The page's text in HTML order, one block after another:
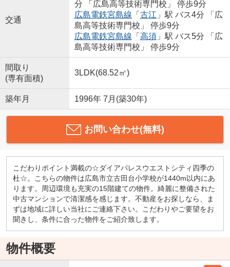
交通
分 「広島高等技術専門校」 停歩9分
広島電鉄宮島線 「 古江 」駅 バス4分 「広
島高等技術専門校」 停歩9分
広島電鉄宮島線 「 高須」駅 バス5分 「広
島高等技術専門校」 停歩9分
間取り
(専有面積)
3LDK(68.52㎡)
築年月 1996年 7月(築30年)
お問い合わせ(無料)
こだわりポイント満載の☆ダイアパレスウエストシティ四季の
杜☆。こちらの物件は広島市立古田台小学校が1440m以内にあ
ります。周辺環境も充実の15階建ての物件。綺麗に整備された
中古マンションで清潔感を感じます。不動産をお探しなら、ま
ずは地域に詳しい当社にご連絡下さい。こだわりやご要望をお
聞きし、条件に合った物件をご紹介致します。
物件概要